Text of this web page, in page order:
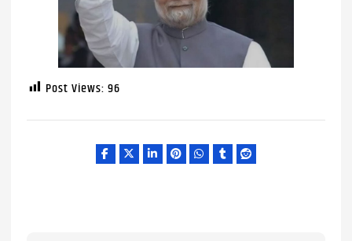
Post Views: 96